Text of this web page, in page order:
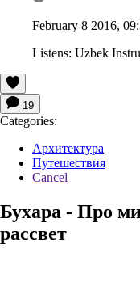
February 8 2016,
Listens: Uzbek
19
Categories:
Архитектура
Путешествия
Cancel
Бухара - Про
рассвет